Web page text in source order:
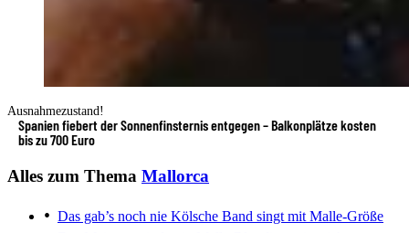
Ausnahmezustand!
Spanien fiebert der Sonnenfinsternis entgegen – Balkonplätze kosten
bis zu 700 Euro
Alles zum Thema Mallorca
Das gab’s noch nie Kölsche Band singt mit Malle-Größe